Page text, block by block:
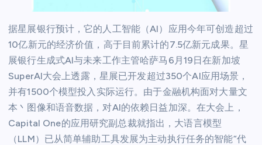
据星展银行预计，它的人工智能（AI）应用今年可创造超过
10亿新元的经济价值，高于目前累计的7.5亿新元成果。星
展银行生成式AI与未来工作主管哈萨马6月19日在新加坡
SuperAI大会上透露，星展已开发超过350个AI应用场景，
并有1500个模型投入实际运行。由于金融机构面对大量文
本丶图像和语音数据，对AI的依赖日益加深。在大会上，
Capital One的应用研究副总裁就指出，大语言模型
（LLM）已从简单辅助工具发展为主动执行任务的智能“代